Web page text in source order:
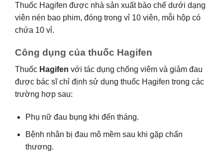
Thuốc Hagifen được nhà sản xuất bào chế dưới dạng
viên nén bao phim, đóng trong vỉ 10 viên, mỗi hộp có
chứa 10 vỉ.
Công dụng của thuốc Hagifen
Thuốc Hagifen với tác dụng chống viêm và giảm đau
được bác sĩ chỉ định sử dụng thuốc Hagifen trong các
trường hợp sau:
Phụ nữ đau bụng khi đến tháng.
Bệnh nhân bị đau mô mềm sau khi gặp chấn
thương.